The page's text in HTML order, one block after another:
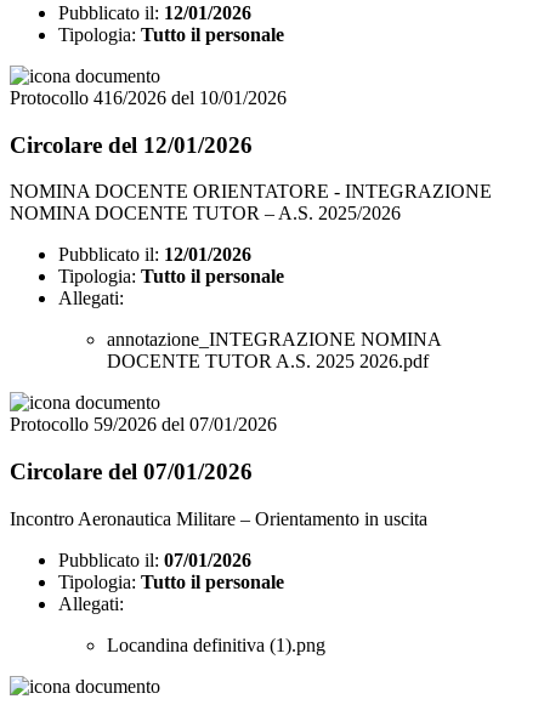
Pubblicato il: 12/01/2026
Tipologia: Tutto il personale
Protocollo 416/2026 del 10/01/2026
Circolare del 12/01/2026
NOMINA DOCENTE ORIENTATORE - INTEGRAZIONE
NOMINA DOCENTE TUTOR – A.S. 2025/2026
Pubblicato il: 12/01/2026
Tipologia: Tutto il personale
Allegati:
annotazione_INTEGRAZIONE NOMINA
DOCENTE TUTOR A.S. 2025 2026.pdf
Protocollo 59/2026 del 07/01/2026
Circolare del 07/01/2026
Incontro Aeronautica Militare – Orientamento in uscita
Pubblicato il: 07/01/2026
Tipologia: Tutto il personale
Allegati:
Locandina definitiva (1).png